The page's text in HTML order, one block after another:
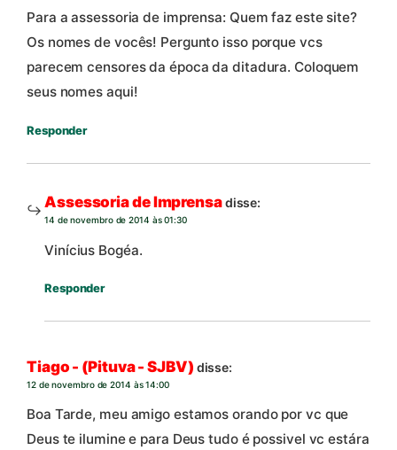
Para a assessoria de imprensa: Quem faz este site?
Os nomes de vocês! Pergunto isso porque vcs
parecem censores da época da ditadura. Coloquem
seus nomes aqui!
Responder
Assessoria de Imprensadisse:
14 de novembro de 2014 às 01:30
Vinícius Bogéa.
Responder
Tiago - (Pituva - SJBV) disse:
12 de novembro de 2014 às 14:00
Boa Tarde, meu amigo estamos orando por vc que
Deus te ilumine e para Deus tudo é possivel vc estára